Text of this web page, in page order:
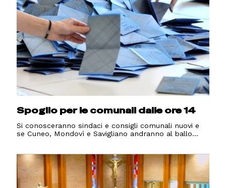
Spoglio per le comunali dalle ore 14
Si conosceranno sindaci e consigli comunali nuovi e
se Cuneo, Mondovì e Savigliano andranno al ballo...